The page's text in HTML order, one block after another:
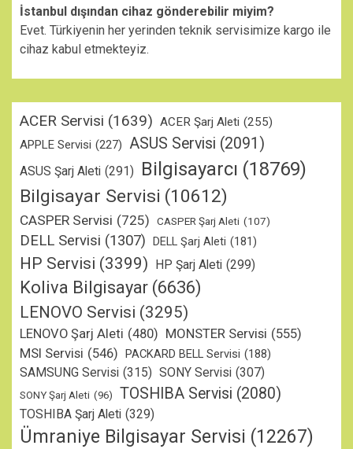
İstanbul dışından cihaz gönderebilir miyim?
Evet. Türkiyenin her yerinden teknik servisimize kargo ile
cihaz kabul etmekteyiz.
ACER Servisi (1639) ACER Şarj Aleti (255)
APPLE Servisi (227) ASUS Servisi (2091)
ASUS Şarj Aleti (291) Bilgisayarcı (18769)
Bilgisayar Servisi (10612)
CASPER Servisi (725) CASPER Şarj Aleti (107)
DELL Servisi (1307) DELL Şarj Aleti (181)
HP Servisi (3399) HP Şarj Aleti (299)
Koliva Bilgisayar (6636)
LENOVO Servisi (3295)
LENOVO Şarj Aleti (480) MONSTER Servisi (555)
MSI Servisi (546) PACKARD BELL Servisi (188)
SAMSUNG Servisi (315) SONY Servisi (307)
SONY Şarj Aleti (96) TOSHIBA Servisi (2080)
TOSHIBA Şarj Aleti (329)
Ümraniye Bilgisayar Servisi (12267)